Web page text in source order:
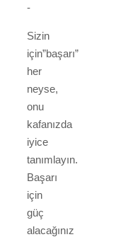
-
Sizin
için”başarı”
her
neyse,
onu
kafanızda
iyice
tanımlayın.
Başarı
için
güç
alacağınız